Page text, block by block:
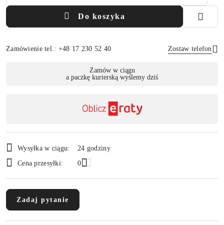
Do koszyka
Zamówienie tel.: +48 17 230 52 40 Zostaw telefon
Zamów w ciągu
a paczkę kurierską wyślemy dziś
Wysyłka w ciągu:
24 godziny
Cena przesyłki:
0
Zadaj pytanie